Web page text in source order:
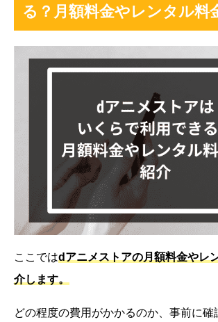
る？月額料金やレンタル料
ここではdアニメストアの月額料金やレ
介します。
どの程度の費用がかかるのか、事前に確